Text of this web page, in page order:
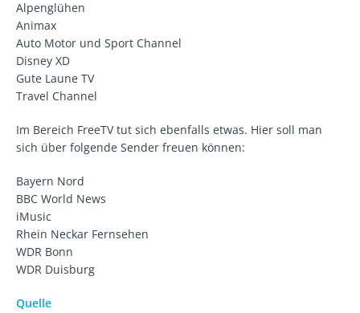
Alpenglühen
Animax
Auto Motor und Sport Channel
Disney XD
Gute Laune TV
Travel Channel
Im Bereich FreeTV tut sich ebenfalls etwas. Hier soll man
sich über folgende Sender freuen können:
Bayern Nord
BBC World News
iMusic
Rhein Neckar Fernsehen
WDR Bonn
WDR Duisburg
Quelle